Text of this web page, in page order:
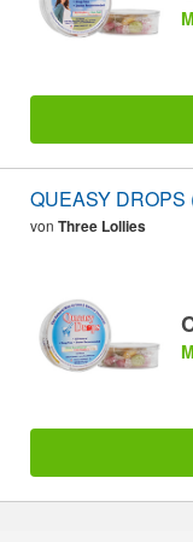
QUEASY
von Three Lollies